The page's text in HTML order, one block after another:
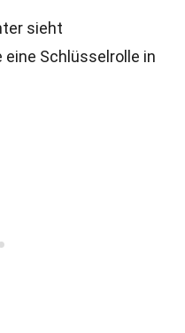
sieht
Schlüsselrolle in